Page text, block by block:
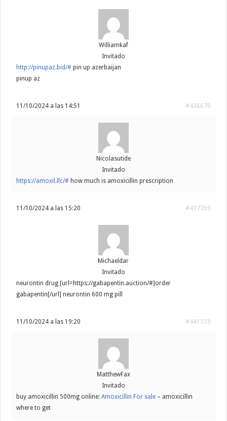
Williamkaf
Invitado
http://pinupaz.bid/# pin up azerbaijan
pinup az
11/10/2024 a las 14:51 #436670
Nicolasutide
Invitado
https://amoxil.llc/# how much is amoxicillin prescription
11/10/2024 a las 15:20 #437269
Michaeldar
Invitado
neurontin drug [url=https://gabapentin.auction/#]order
gabapentin[/url] neurontin 600 mg pill
11/10/2024 a las 19:20 #441559
MatthewFax
Invitado
buy amoxicillin 500mg online:Amoxicillin For sale – amoxicillin
where to get